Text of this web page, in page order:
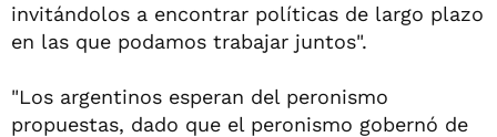
invitándolos a encontrar políticas de largo plazo
en las que podamos trabajar juntos".
"Los argentinos esperan del peronismo
propuestas, dado que el peronismo gobernó de